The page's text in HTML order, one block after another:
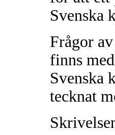
Svenska
Frågor
finns
Svenska
tecknat